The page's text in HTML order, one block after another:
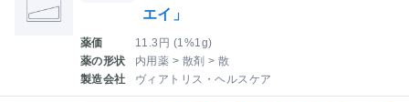
エイ」
薬価
11.3円 (1%1g)
薬の形状
内用薬 > 散剤 > 散
製造会社
ヴィアトリス・ヘルスケア